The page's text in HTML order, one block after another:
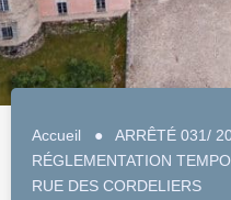
Accueil ● ARRÊTÉ 031/
RÉGLEMENTATION
RUE DES CORDELIERS